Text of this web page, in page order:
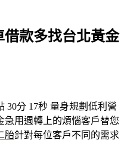
款多找台北黃金
30分 17秒 量身規劃低利營
急用週轉上的煩惱客戶替您
胎針對每位客戶不同的需求